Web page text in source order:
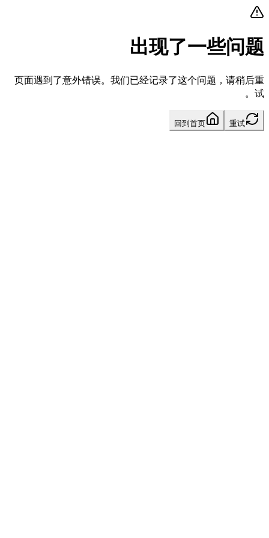
出现了一些问题
页面遇到了意外错误。我们已经记录了这个问题，请稍后重
试。
重试
回到首页